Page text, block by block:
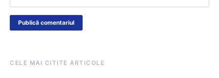
CELE MAI CITITE ARTICOLE